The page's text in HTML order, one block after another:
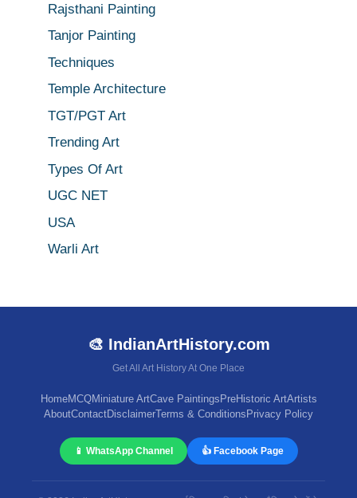
Rajsthani Painting
Tanjor Painting
Techniques
Temple Architecture
TGT/PGT Art
Trending Art
Types Of Art
UGC NET
USA
Warli Art
🎨 IndianArtHistory.com
Get All Art History At One Place
HomeMCQMiniature ArtCave Paintings PreHistoric ArtArtists
AboutContactDisclaimerTerms & Conditions Privacy Policy
📱 WhatsApp Channel 👍 Facebook Page